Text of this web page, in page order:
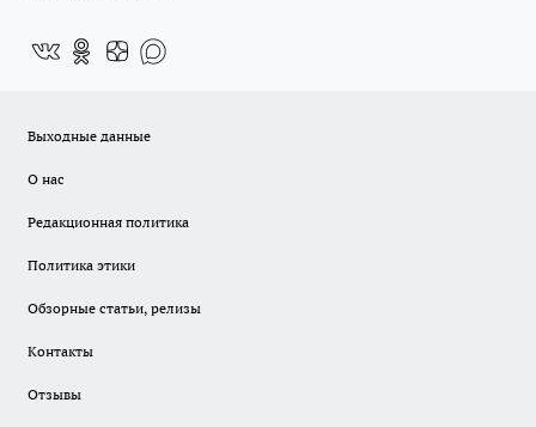
Выходные данные
О нас
Редакционная политика
Политика этики
Обзорные статьи, релизы
Контакты
Отзывы